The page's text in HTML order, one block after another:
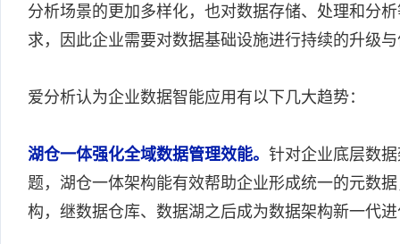
分析场景的更加多样化，也对数据存储、处理和分
求，因此企业需要对数据基础设施进行持续的升级
爱分析认为企业数据智能应用有以下几大趋势：
湖仓一体强化全域数据管理效能。针对企业底层数
题，湖仓一体架构能有效帮助企业形成统一的元数
构，继数据仓库、数据湖之后成为数据架构新一代